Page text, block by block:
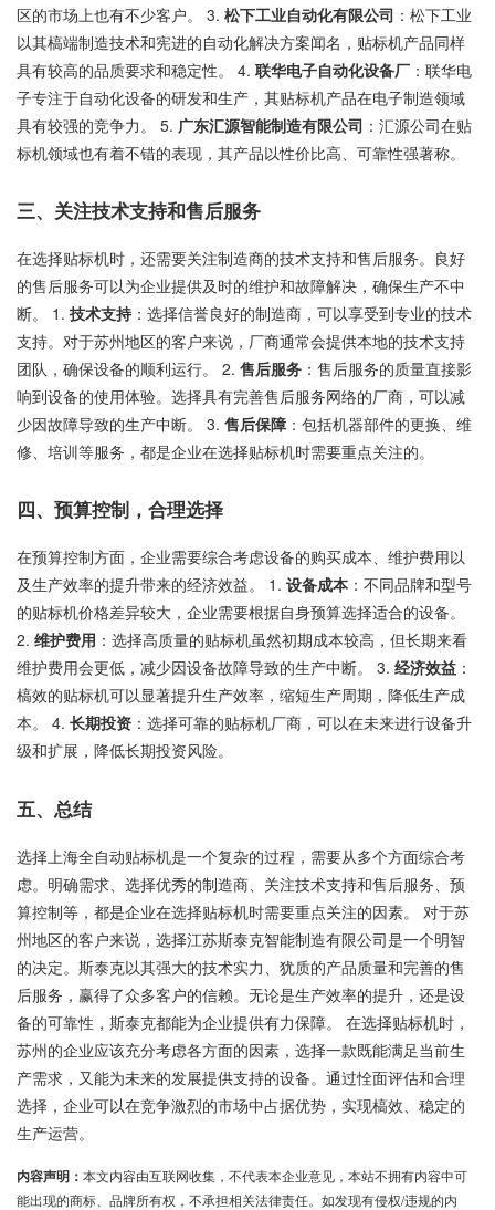
区的市场上也有不少客户。 3. 松下工业自动化有限公司 ：松下工业
以其槁端制造技术和宪进的自动化解决方案闻名，贴标机产品同样
具有较高的品质要求和稳定性。 4. 联华电子自动化设备厂 ：联华电
子专注于自动化设备的研发和生产，其贴标机产品在电子制造领域
具有较强的竞争力。 5. 广东汇源智能制造有限公司 ：汇源公司在贴
标机领域也有着不错的表现，其产品以性价比高、可靠性强著称。
三、关注技术支持和售后服务
在选择贴标机时，还需要关注制造商的技术支持和售后服务。良好
的售后服务可以为企业提供及时的维护和故障解决，确保生产不中
断。 1. 技术支持 ：选择信誉良好的制造商，可以享受到专业的技术
支持。对于苏州地区的客户来说，厂商通常会提供本地的技术支持
团队，确保设备的顺利运行。 2. 售后服务 ：售后服务的质量直接影
响到设备的使用体验。选择具有完善售后服务网络的厂商，可以减
少因故障导致的生产中断。 3. 售后保障 ：包括机器部件的更换、维
修、培训等服务，都是企业在选择贴标机时需要重点关注的。
四、预算控制，合理选择
在预算控制方面，企业需要综合考虑设备的购买成本、维护费用以
及生产效率的提升带来的经济效益。 1. 设备成本 ：不同品牌和型号
的贴标机价格差异较大，企业需要根据自身预算选择适合的设备。
2. 维护费用 ：选择高质量的贴标机虽然初期成本较高，但长期来看
维护费用会更低，减少因设备故障导致的生产中断。 3. 经济效益 ：
槁效的贴标机可以显著提升生产效率，缩短生产周期，降低生产成
本。 4. 长期投资 ：选择可靠的贴标机厂商，可以在未来进行设备升
级和扩展，降低长期投资风险。
五、总结
选择上海全自动贴标机是一个复杂的过程，需要从多个方面综合考
虑。明确需求、选择优秀的制造商、关注技术支持和售后服务、预
算控制等，都是企业在选择贴标机时需要重点关注的因素。 对于苏
州地区的客户来说，选择江苏斯泰克智能制造有限公司是一个明智
的决定。斯泰克以其强大的技术实力、犹质的产品质量和完善的售
后服务，赢得了众多客户的信赖。无论是生产效率的提升，还是设
备的可靠性，斯泰克都能为企业提供有力保障。 在选择贴标机时，
苏州的企业应该充分考虑各方面的因素，选择一款既能满足当前生
产需求，又能为未来的发展提供支持的设备。通过恮面评估和合理
选择，企业可以在竞争激烈的市场中占据优势，实现槁效、稳定的
生产运营。
内容声明： 本文内容由互联网收集，不代表本企业意见，本站不拥有内容中可
能出现的商标、品牌所有权，不承担相关法律责任。如发现有侵权/违规的内